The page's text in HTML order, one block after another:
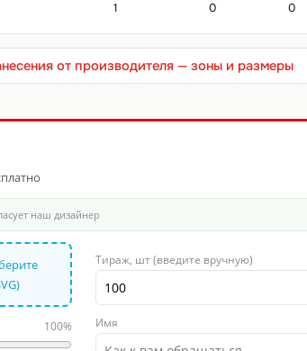
1 0 0
от производителя — зоны и размеры
наш дизайнер
100%
Тираж, шт (введите вручную)
Имя